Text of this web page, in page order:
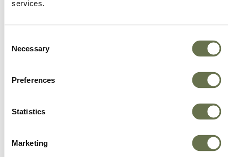
services.
Selection
Necessary
Preferences
Statistics
Marketing